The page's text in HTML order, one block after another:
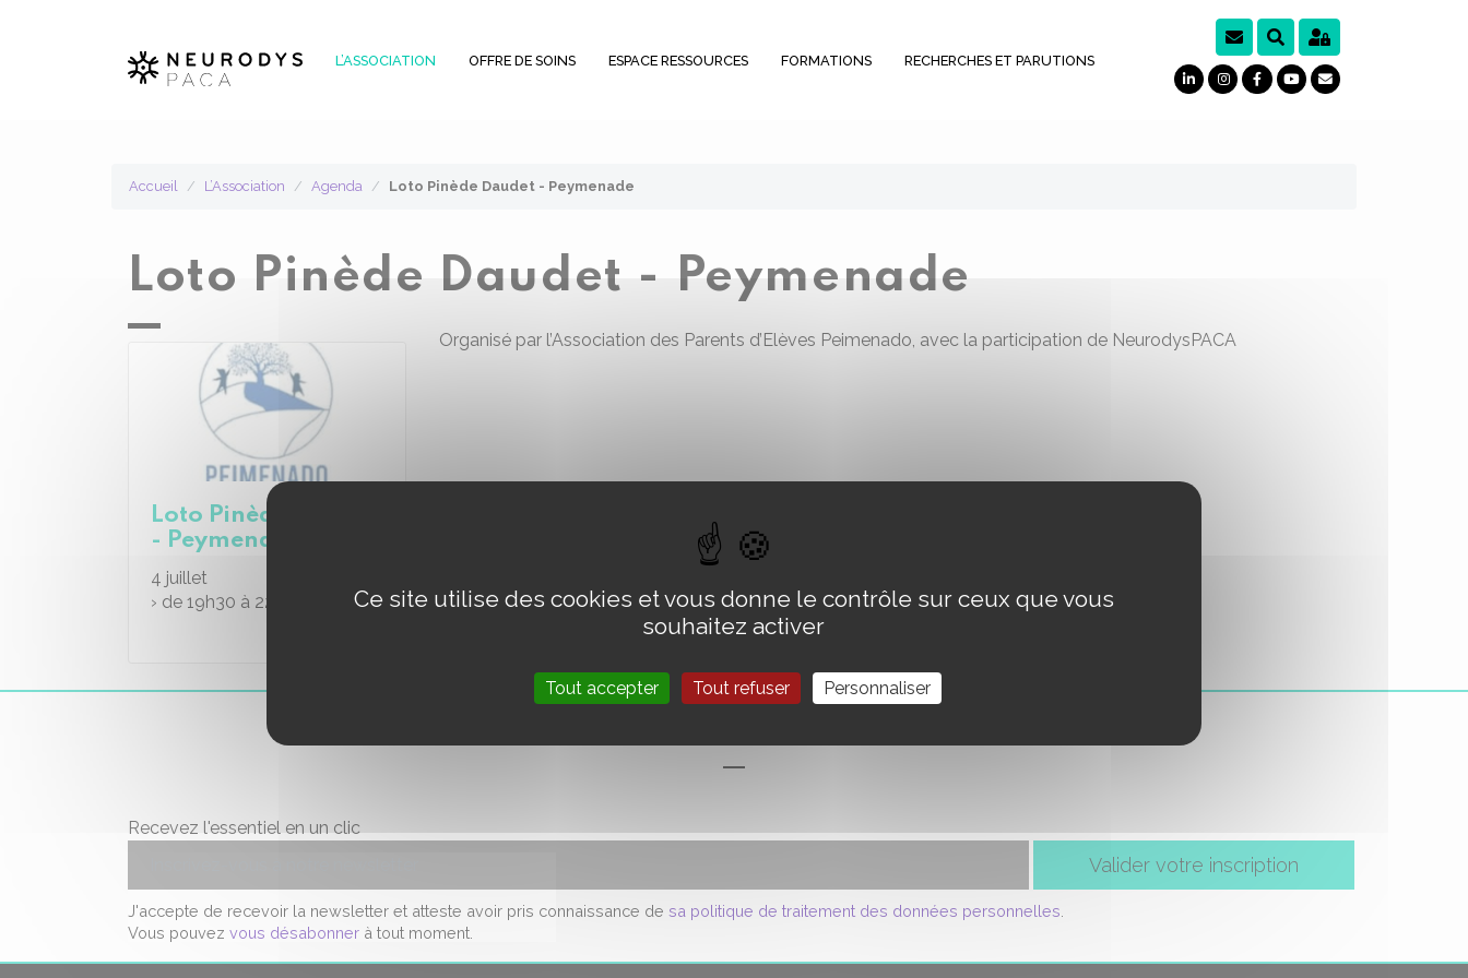
L’ASSOCIATION OFFRE DE SOINS ESPACE RESSOURCES FORMATIONS RECHERCHES ET PARUTIONS
Accueil L’Association Agenda Loto Pinède Daudet - Peymenade
Loto Pinède Daudet - Peymenade
Loto Pinède Daudet
- Peymenade
4 juillet
› de 19h30 à 22h00
Organisé par l’Association des Parents d’Elèves Peimenado, avec la participation de NeurodysPACA
Recevez l'essentiel en un clic
Valider votre inscription
J'accepte de recevoir la newsletter et atteste avoir pris connaissance de sa politique de traitement des données personnelles
Vous pouvez vous désabonner à tout moment.
Ce site utilise des cookies et vous donne le contrôle sur ceux que vous
souhaitez activer
Tout accepter Tout refuser Personnaliser